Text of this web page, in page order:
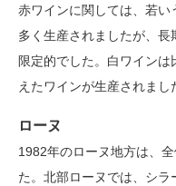
赤ワインに関しては、若
多く生産されましたが、
限定的でした。白ワイン
えたワインが生産されまし
ローヌ
1982年のローヌ地方は、
た。北部ローヌでは、シ